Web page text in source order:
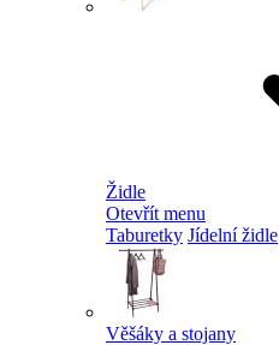
Židle
Otevřít menu
Taburetky Jídelní židle
Věšáky a stojany